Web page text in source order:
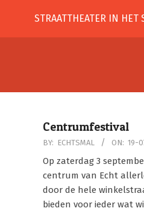
content
STRAATTHEATER IN HET
Centrumfestival
2022-
07-
BY: ECHTSMAL ON: 19-
Op zaterdag 3
centrum van Echt
door de hele
bieden voor ieder wat